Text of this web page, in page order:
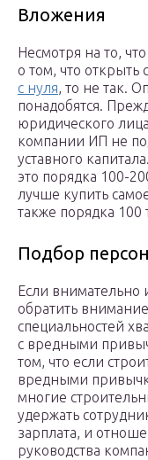
Вложения
Несмотря на то,
о том, что открыть
с нуля, то не так.
понадобятся.
юридического
компании ИП не
уставного
это порядка 100-
лучше купить
также порядка 100
Подбор
Если внимательно
обратить
специальностей
с вредными
том, что если
вредными
многие
удержать
зарплата, и
руководства